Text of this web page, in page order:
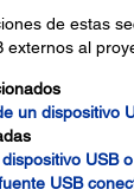
de estas
externos al
un dispositivo
USB
USB